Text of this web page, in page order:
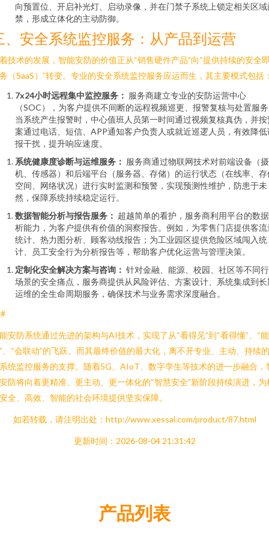
向预置位、开启补光灯、启动录像，并在门禁子系统上锁定相关区域
禁，形成立体化的主动防御。
、安全系统监控服务：从产品到运营
技术的发展，智能安防的价值正从“销售硬件产品”向“提供持续的安全
（SaaS）”转变。专业的安全系统监控服务应运而生，其主要模式包括
7x24小时远程集中监控服务： 服务商建立专业的安防运营中心
（SOC），为客户提供不间断的远程视频巡更、报警复核与处置服
当系统产生报警时，中心值班人员第一时间通过视频复核真伪，并按
案通过电话、短信、APP通知客户负责人或就近巡逻人员，有效降低
报干扰，提升响应速度。
系统健康度诊断与运维服务： 服务商通过物联网技术对前端设备（
机、传感器）和后端平台（服务器、存储）的运行状态（在线率、存
空间、网络状况）进行实时监测和预警，实现预测性维护，防患于未
然，保障系统持续稳定运行。
数据智能分析与报告服务： 超越简单的看护，服务商利用平台的数
析能力，为客户提供有价值的洞察报告。例如，为零售门店提供客流
统计、热力图分析、顾客动线报告；为工业园区提供危险区域闯入统
计、员工安全行为分析报告等，帮助客户优化运营与管理决策。
定制化安全解决方案与咨询： 针对金融、能源、校园、社区等不同
场景的安全痛点，服务商提供从风险评估、方案设计、系统集成到长
运维的全生命周期服务，确保技术与业务需求深度融合。
安防系统通过先进的架构与AI技术，实现了从“看得见”到“看得懂”、“
、“会联动”的飞跃。而其最终价值的最大化，离不开专业、主动、持续
统监控服务的支撑。随着5G、AIoT、数字孪生等技术的进一步融合，
防将向着更精准、更主动、更一体化的“智慧安全”新阶段持续演进，为
全、高效、智能的社会环境提供坚实保障。
如若转载，请注明出处：http://www.xessal.com/product/87.html
更新时间：2026-08-04 21:31:42
产品列表